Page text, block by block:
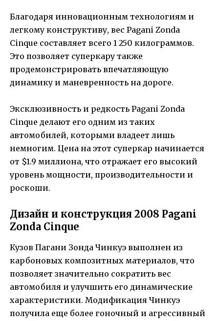
Благодаря инновационным технологиям и
легкому конструктиву, вес Pagani Zonda
Cinque составляет всего 1 250 килограммов.
Это позволяет суперкару также
продемонстрировать впечатляющую
динамику и маневренность на дороге.
Эксклюзивность и редкость Pagani Zonda
Cinque делают его одним из таких
автомобилей, которыми владеет лишь
немногим. Цена на этот суперкар начинается
от $1.9 миллиона, что отражает его высокий
уровень мощности, производительности и
роскоши.
Дизайн и конструкция 2008 Pagani
Zonda Cinque
Кузов Пагани Зонда Чинкуэ выполнен из
карбоновых композитных материалов, что
позволяет значительно сократить вес
автомобиля и улучшить его динамические
характеристики. Модификация Чинкуэ
получила еще более гоночный и агрессивный